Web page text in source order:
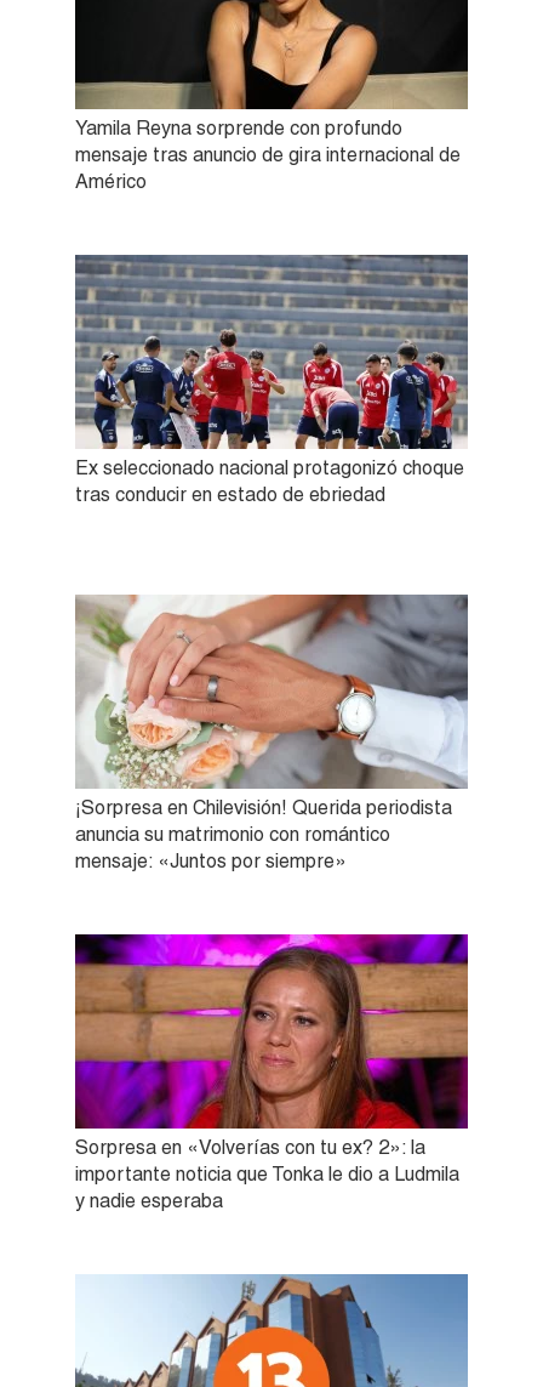
Yamila Reyna sorprende con profundo
mensaje tras anuncio de gira internacional de
Américo
Ex seleccionado nacional protagonizó choque
tras conducir en estado de ebriedad
¡Sorpresa en Chilevisión! Querida periodista
anuncia su matrimonio con romántico
mensaje: «Juntos por siempre»
Sorpresa en «Volverías con tu ex? 2»: la
importante noticia que Tonka le dio a Ludmila
y nadie esperaba